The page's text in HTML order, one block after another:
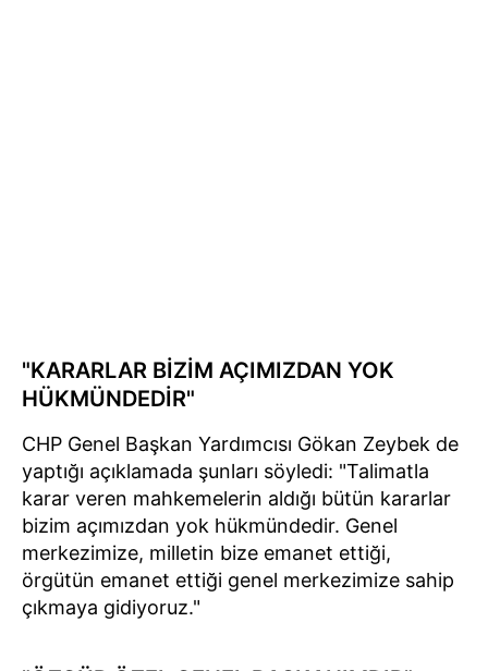
"KARARLAR BİZİM AÇIMIZDAN YOK
HÜKMÜNDEDİR"
CHP Genel Başkan Yardımcısı Gökan Zeybek de
yaptığı açıklamada şunları söyledi: "Talimatla
karar veren mahkemelerin aldığı bütün kararlar
bizim açımızdan yok hükmündedir. Genel
merkezimize, milletin bize emanet ettiği,
örgütün emanet ettiği genel merkezimize sahip
çıkmaya gidiyoruz."